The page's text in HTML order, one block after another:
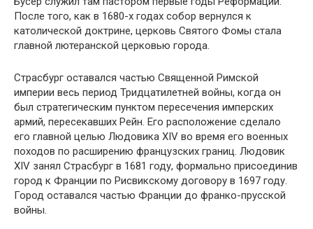
После того, как в 1680-х годах собор вернулся к
католической доктрине, церковь Святого Фомы стала
главной лютеранской церковью города.
Страсбург оставался частью Священной Римской
империи весь период Тридцатилетней войны, когда он
был стратегическим пунктом пересечения имперских
армий, пересекавших Рейн. Его расположение сделало
его главной целью Людовика XIV во время его военных
походов по расширению французских границ. Людовик
XIV занял Страсбург в 1681 году, формально присоединив
город к Франции по Рисвикскому договору в 1697 году.
Город оставался частью Франции до франко-прусской
войны.